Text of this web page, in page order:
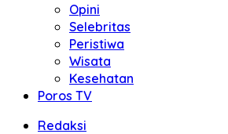
Opini
Selebritas
Peristiwa
Wisata
Kesehatan
Poros TV
Redaksi